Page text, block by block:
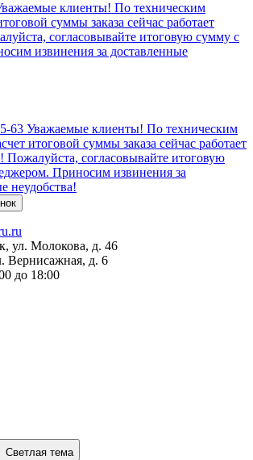
клиенты! По техническим
суммы заказа сейчас работает
согласовывайте итоговую сумму с
извинения за доставленные
63 Уважаемые клиенты! По техническим
итоговой суммы заказа сейчас работает
Пожалуйста, согласовывайте итоговую
Приносим извинения за
неудобства!
ул. Молокова, д. 46
Вернисажная, д. 6
до 18:00
Светлая тема